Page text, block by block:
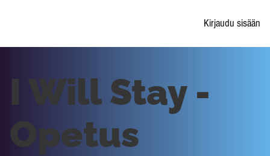
Kirjaudu sisään
I Will Stay -
Opetus